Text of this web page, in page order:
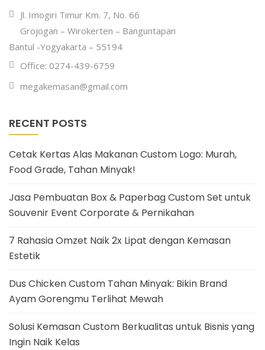
Jl. Imogiri Timur Km. 7, No. 66
Grojogan – Wirokerten – Banguntapan
Bantul -Yogyakarta – 55194
Office: 0274-439-6759
megakemasan@gmail.com
RECENT POSTS
Cetak Kertas Alas Makanan Custom Logo: Murah,
Food Grade, Tahan Minyak!
Jasa Pembuatan Box & Paperbag Custom Set untuk
Souvenir Event Corporate & Pernikahan
7 Rahasia Omzet Naik 2x Lipat dengan Kemasan
Estetik
Dus Chicken Custom Tahan Minyak: Bikin Brand
Ayam Gorengmu Terlihat Mewah
Solusi Kemasan Custom Berkualitas untuk Bisnis yang
Ingin Naik Kelas